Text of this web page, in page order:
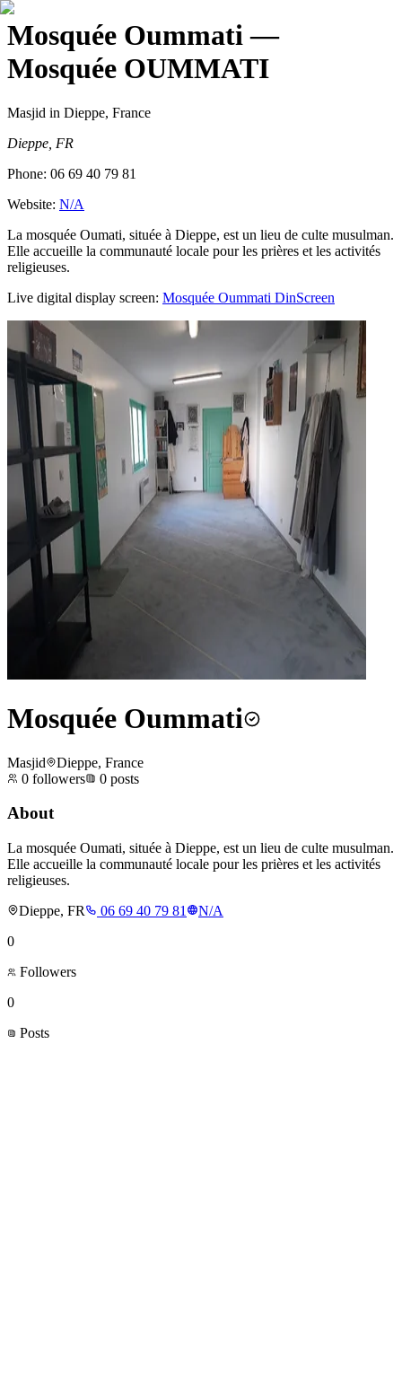
Mosquée Oummati—
Mosquée OUMMATI
Masjid in Dieppe, France
Dieppe, FR
Phone: 06 69 40 79 81
Website: N/A
La mosquée Oumati, située à Dieppe, est un lieu de culte musulman.
Elle accueille la communauté locale pour les prières et les activités
religieuses.
Live digital display screen: Mosquée Oummati DinScreen
Mosquée Oummati
Masjid
Dieppe, France
0 followers 0 posts
About
La mosquée Oumati, située à Dieppe, est un lieu de culte musulman.
Elle accueille la communauté locale pour les prières et les activités
religieuses.
Dieppe, FR
06 69 40 79 81
N/A
0
Followers
0
Posts